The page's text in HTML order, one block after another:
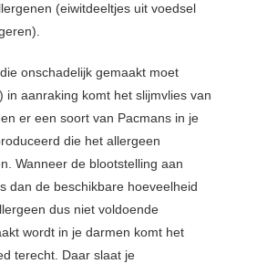
(eiwitdeeltjes uit voedsel
onschadelijk gemaakt moet
in aanraking komt het slijmvlies van
er een soort van Pacmans in je
die het allergeen
Wanneer de blootstelling aan
dan de beschikbare hoeveelheid
dus niet voldoende
wordt in je darmen komt het
terecht. Daar slaat je